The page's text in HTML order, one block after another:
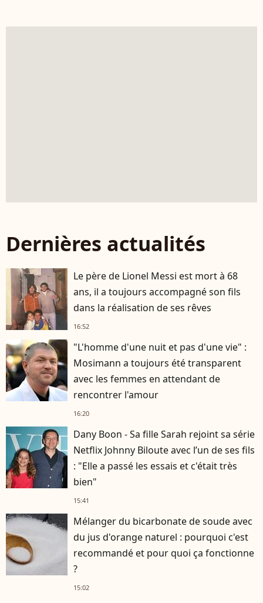
Dernières actualités
Le père de Lionel Messi est mort à 68
ans, il a toujours accompagné son fils
dans la réalisation de ses rêves
16:52
"L'homme d'une nuit et pas d'une vie" :
Mosimann a toujours été transparent
avec les femmes en attendant de
rencontrer l'amour
16:20
Dany Boon - Sa fille Sarah rejoint sa série
Netflix Johnny Biloute avec l’un de ses fils
: "Elle a passé les essais et c'était très
bien"
15:41
Mélanger du bicarbonate de soude avec
du jus d'orange naturel : pourquoi c'est
recommandé et pour quoi ça fonctionne
?
15:02